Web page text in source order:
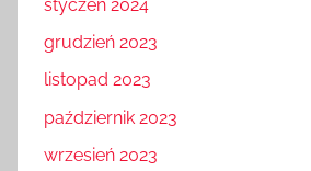
styczeń 2024
grudzień 2023
listopad 2023
październik 2023
wrzesień 2023